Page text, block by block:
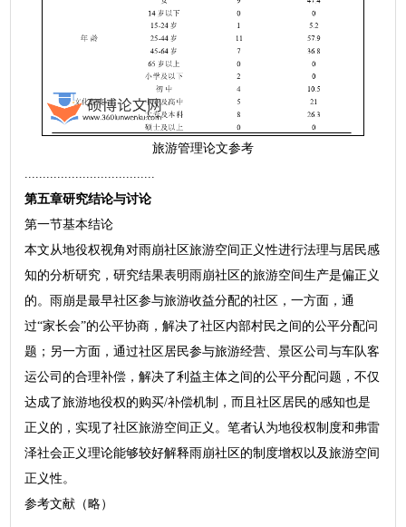
旅游管理论文参考
第五章研究结论与讨论
第一节基本结论
本文从地役权视角对雨崩社区旅游空间正义性进行法理与居民感
知的分析研究，研究结果表明雨崩社区的旅游空间生产是偏正义
的。雨崩是最早社区参与旅游收益分配的社区，一方面，通
过“家长会”的公平协商，解决了社区内部村民之间的公平分配问
题；另一方面，通过社区居民参与旅游经营、景区公司与车队客
运公司的合理补偿，解决了利益主体之间的公平分配问题，不仅
达成了旅游地役权的购买/补偿机制，而且社区居民的感知也是
正义的，实现了社区旅游空间正义。笔者认为地役权制度和弗雷
泽社会正义理论能够较好解释雨崩社区的制度增权以及旅游空间
正义性。
参考文献（略）